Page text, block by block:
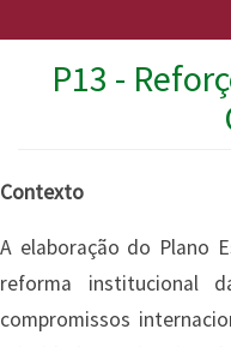
P13 -
Contexto
A elaboração do Plano
reforma institucional
compromissos